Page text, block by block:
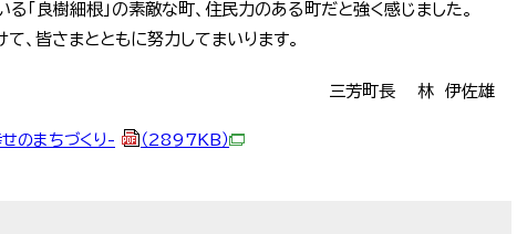
良樹細根」の素敵な町、住民力のある町だと強く感じました。
皆さまとともに努力してまいります。
三芳町長 林 伊佐雄
せのまちづくり-
（2897KB）